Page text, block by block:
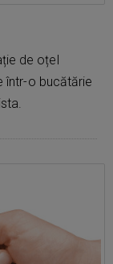
de oțel
într-o bucătărie